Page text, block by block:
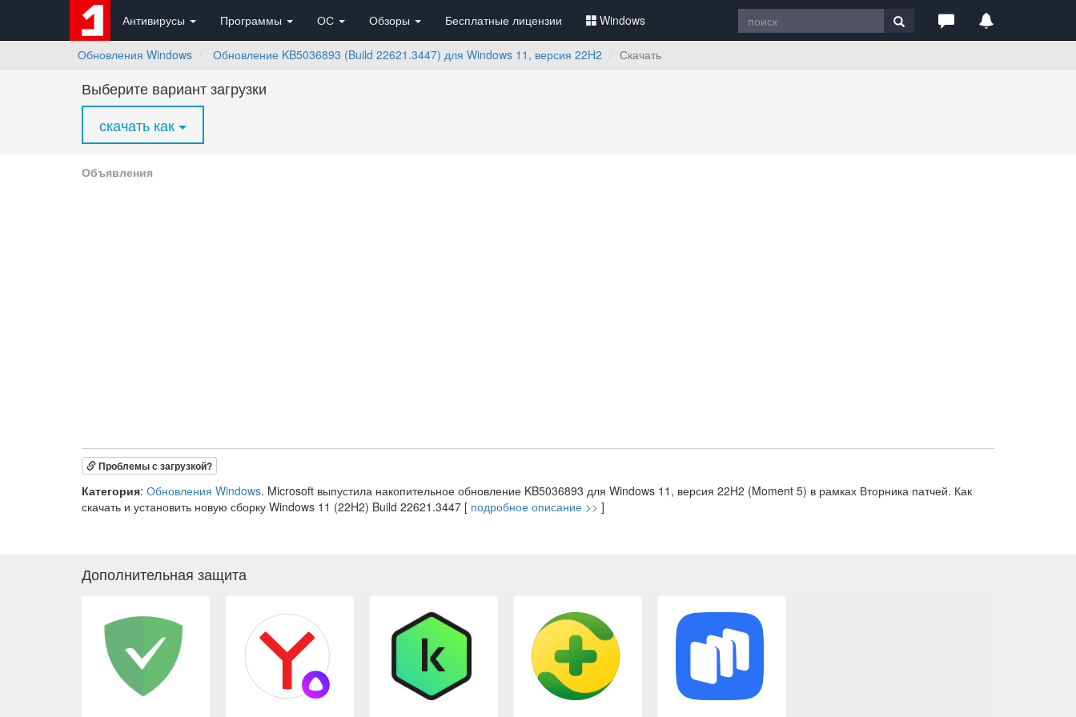
Антивирусы Программы ОС Обзоры Бесплатные лицензии Windows
Обновления Windows Обновление KB5036893 (Build 22621.3447) для Windows 11, версия 22H2 Скачать
Выберите вариант загрузки
скачать как
Объявления
Проблемы с загрузкой?
Категория: Обновления Windows. Microsoft выпустила накопительное обновление KB5036893 для Windows 11, версия 22H2 (Moment 5) в рамках Вторника патчей. Как
скачать и установить новую сборку Windows 11 (22H2) Build 22621.3447 [ подробное описание >> ]
Дополнительная защита